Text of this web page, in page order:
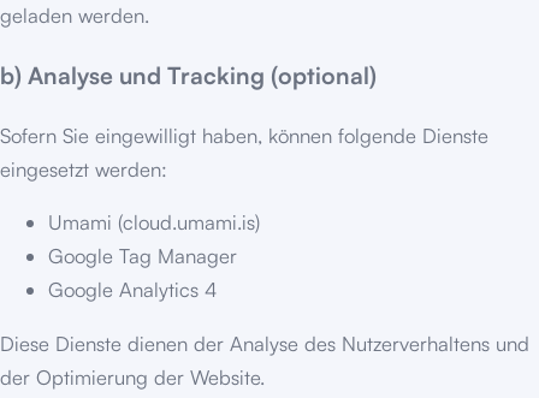
geladen werden.
b) Analyse und Tracking (optional)
Sofern Sie eingewilligt haben, können folgende Dienste
eingesetzt werden:
Umami (cloud.umami.is)
Google Tag Manager
Google Analytics 4
Diese Dienste dienen der Analyse des Nutzerverhaltens und
der Optimierung der Website.